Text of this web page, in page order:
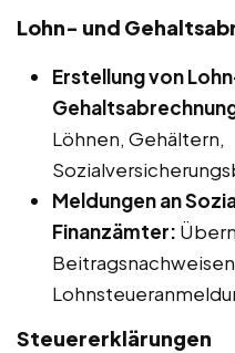
Lohn- und
Erstellung von
Löhnen, Gehältern,
Meldungen an
Finanzämter:
Steuererklärungen